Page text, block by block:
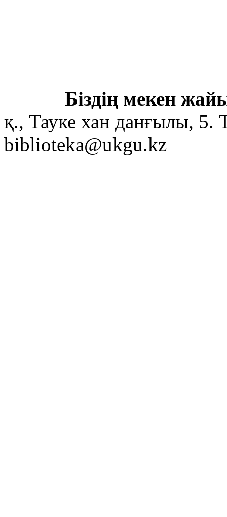
Біздің мекен
қ., Тауке хан данғылы,
biblioteka@ukgu.kz